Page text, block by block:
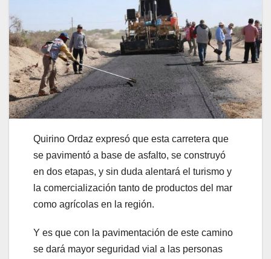
Quirino Ordaz expresó que esta carretera que
se pavimentó a base de asfalto, se construyó
en dos etapas, y sin duda alentará el turismo y
la comercialización tanto de productos del mar
como agrícolas en la región.
Y es que con la pavimentación de este camino
se dará mayor seguridad vial a las personas